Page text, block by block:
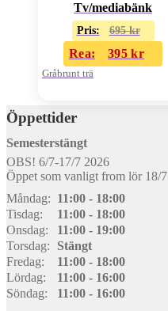
Tv/mediabänk
Pris: 695kr
Rea: 395kr
Gråbrunt trä
Öppettider
Semesterstängt
OBS! 6/7-17/7 2026
Öppet som vanligt from lör 18/7
Måndag: 11:00 - 18:00
Tisdag:
11:00 - 18:00
Onsdag:
11:00 - 19:00
Torsdag:
Stängt
Fredag:
11:00 - 18:00
Lördag:
11:00 - 16:00
Söndag:
11:00 - 16:00